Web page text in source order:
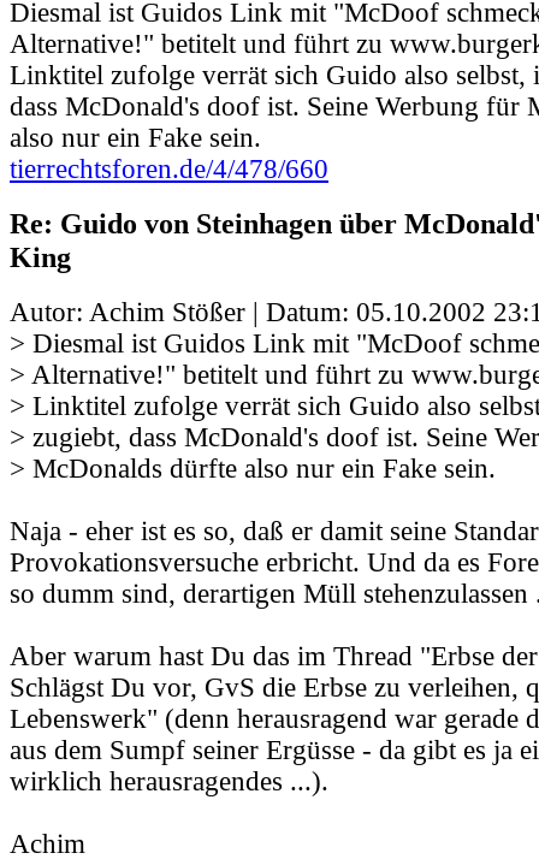
Diesmal ist Guidos Link mit "McDoof
Alternative!" betitelt und führt zu
Linktitel zufolge verrät sich Guido also selbst,
dass McDonald's doof ist. Seine Werbung für
also nur ein Fake sein.
tierrechtsforen.de/4/478/660
Re: Guido von Steinhagen über
King
Autor: Achim Stößer | Datum: 05.10.2002
> Diesmal ist Guidos Link mit "McDoof
> Alternative!" betitelt und führt zu
> Linktitel zufolge verrät sich Guido also
> zugiebt, dass McDonald's doof ist. Seine
> McDonalds dürfte also nur ein Fake sein.
Naja - eher ist es so, daß er damit seine
Provokationsversuche erbricht. Und da es
so dumm sind, derartigen Müll stehenzulassen
Aber warum hast Du das im Thread "Erbse
Schlägst Du vor, GvS die Erbse zu verleihen,
Lebenswerk" (denn herausragend war gerade
aus dem Sumpf seiner Ergüsse - da gibt es ja
wirklich herausragendes ...).
Achim